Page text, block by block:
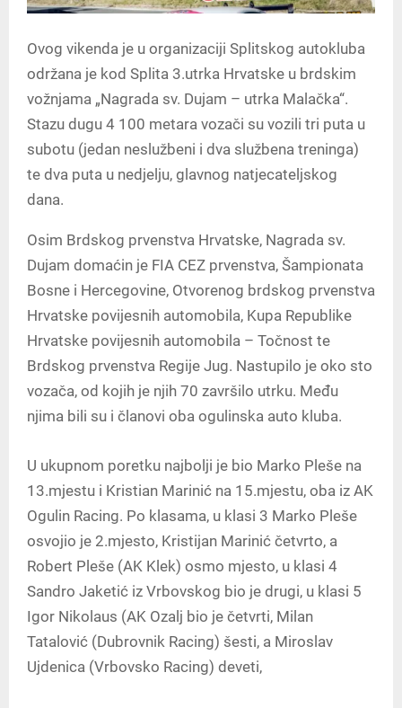
Ovog vikenda je u organizaciji Splitskog autokluba
održana je kod Splita 3.utrka Hrvatske u brdskim
vožnjama „Nagrada sv. Dujam – utrka Malačka“.
Stazu dugu 4 100 metara vozači su vozili tri puta u
subotu (jedan neslužbeni i dva službena treninga)
te dva puta u nedjelju, glavnog natjecateljskog
dana.
Osim Brdskog prvenstva Hrvatske, Nagrada sv.
Dujam domaćin je FIA CEZ prvenstva, Šampionata
Bosne i Hercegovine, Otvorenog brdskog prvenstva
Hrvatske povijesnih automobila, Kupa Republike
Hrvatske povijesnih automobila – Točnost te
Brdskog prvenstva Regije Jug. Nastupilo je oko sto
vozača, od kojih je njih 70 završilo utrku. Među
njima bili su i članovi oba ogulinska auto kluba.
U ukupnom poretku najbolji je bio Marko Pleše na
13.mjestu i Kristian Marinić na 15.mjestu, oba iz AK
Ogulin Racing. Po klasama, u klasi 3 Marko Pleše
osvojio je 2.mjesto, Kristijan Marinić četvrto, a
Robert Pleše (AK Klek) osmo mjesto, u klasi 4
Sandro Jaketić iz Vrbovskog bio je drugi, u klasi 5
Igor Nikolaus (AK Ozalj bio je četvrti, Milan
Tatalović (Dubrovnik Racing) šesti, a Miroslav
Ujdenica (Vrbovsko Racing) deveti,